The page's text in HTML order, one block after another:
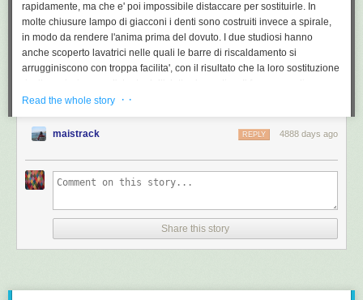
rapidamente, ma che e' poi impossibile distaccare per sostituirle. In
molte chiusure lampo di giacconi i denti sono costruiti invece a spirale,
in modo da rendere l'anima prima del dovuto. I due studiosi hanno
anche scoperto lavatrici nelle quali le barre di riscaldamento si
arrugginiscono con troppa facilita', con il risultato che la loro sostituzione
precoce degli apparecchi viene definito nello studio una "opalescenza
pianificata", poiche' i produttori inserirebbero appositamente punti deboli
o utilizzerebbero materiali scadenti destinati ad usurarsi rapidamente.
profitti" da parte delle aziende, sottolineando nello studio che "la
strategia di graduale deterioramento della qualita' viene ricompensata
sotto forma di utili crescenti". Argomento contestato da Werner Scholz,
presidente dell'Associazione dei produttori di elettrodomestici (Zvei),
secondo il quale "i produttori sbaglierebbero, se agissero in questo
modo", poiche' un cliente che si ritrovasse dopo poco tempo una
lavatrice inservibile, come minimo ne comprerebbe una nuova di un
Read the whole story · ·
maistrack 4888 days ago
REPLY
Share this story